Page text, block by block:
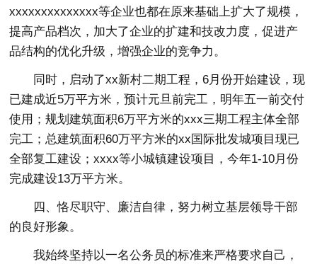
xxxxxxxxxxxxxx等企业也都在原来基础上扩大了规模，
提高产品档次，加大了企业的扩建和技改力度，促进产
品结构的优化升级，增强企业的竞争力。
同时，启动了xx新村二期工程，6月份开始建设，现
已建成近5万平方米，预计元旦前完工，明年五一前交付
使用；规划建筑面积6万平方米的xxx三期工程主体全部
完工；总建筑面积60万平方米的xx国际批发城项目现已
全部复工建设；xxxx等小城镇建设项目，今年1-10月份
完成建设13万平方米。
四、恪尽职守、廉洁自律，努力树立基层领导干部
的良好形象。
我始终坚持以一名公务员的标准来严格要求自己，